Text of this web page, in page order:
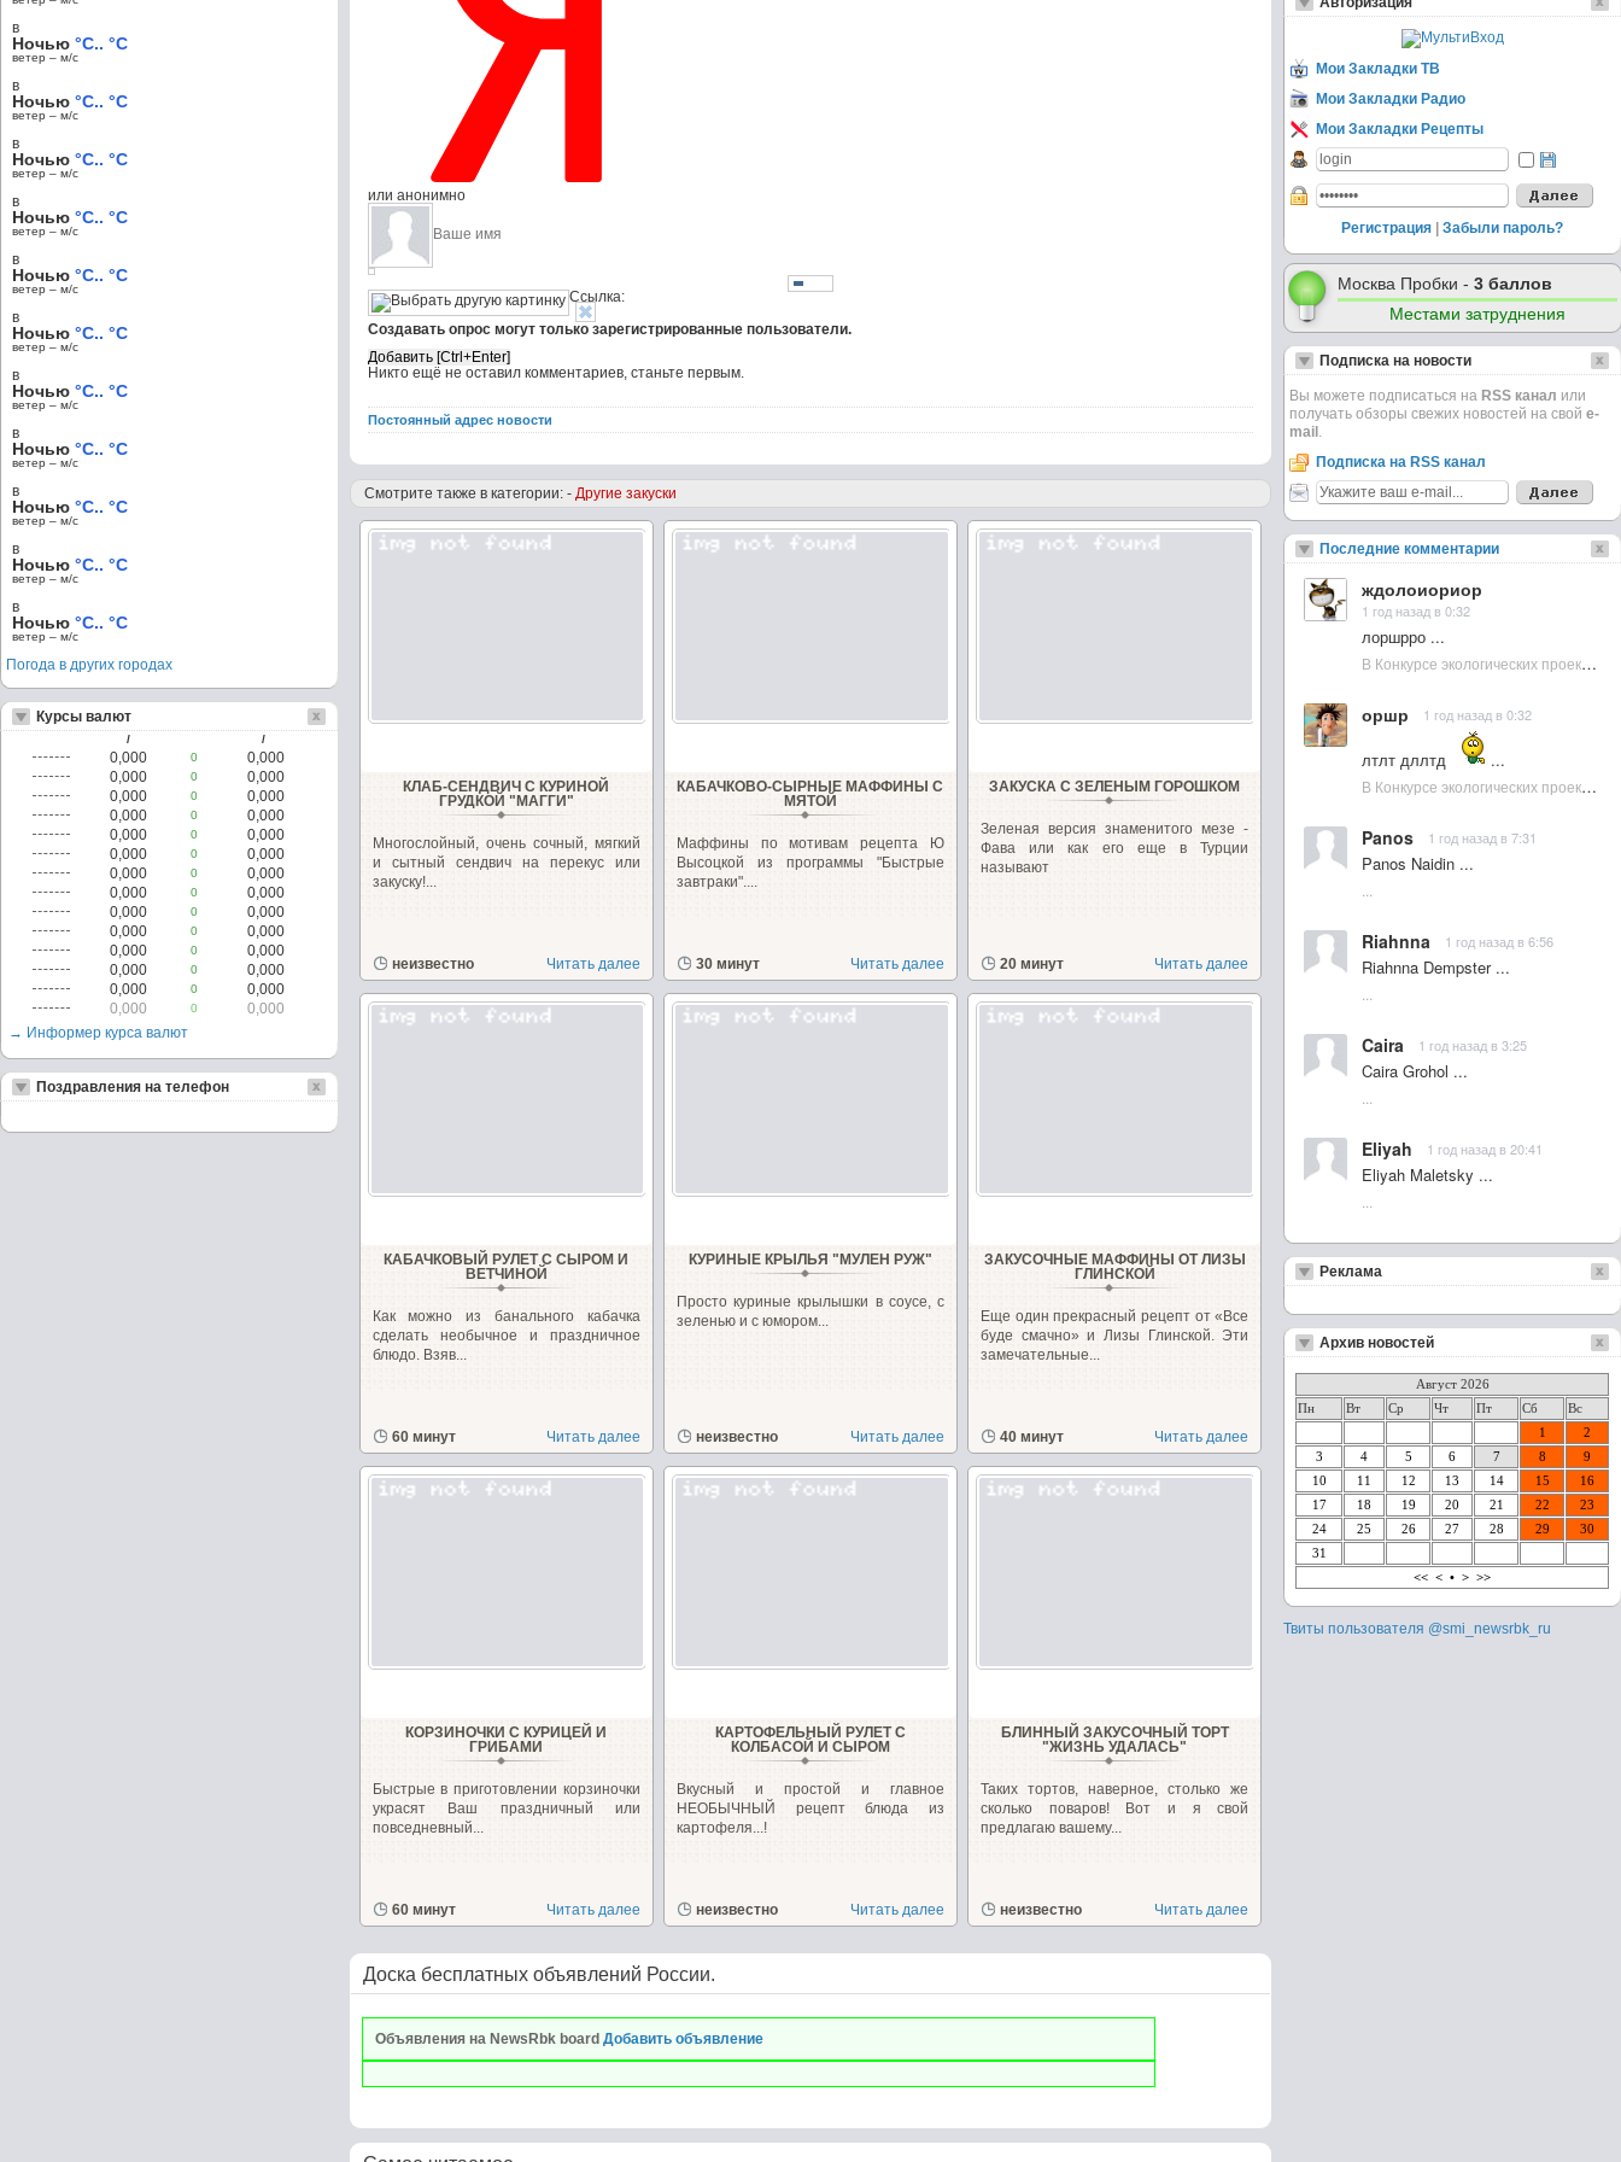
или анонимно
Ссылка:
Создавать опрос могут только зарегистрированные пользователи.
Никто ещё не оставил комментариев, станьте первым.
Постоянный адрес новости
Смотрите также в категории: -Другие закуски
КЛАБ-СЕНДВИЧ С КУРИНОЙ
ГРУДКОЙ "МАГГИ"
Многослойный, очень сочный, мягкий
и сытный сендвич на перекус или
закуску!...
неизвестно Читать далее
КАБАЧКОВО-СЫРНЫЕ МАФФИНЫ С
МЯТОЙ
Маффины по мотивам рецепта Ю
Высоцкой из программы "Быстрые
завтраки"....
30 минут Читать далее
ЗАКУСКА С ЗЕЛЕНЫМ ГОРОШКОМ
Зеленая версия знаменитого мезе -
Фава или как его еще в Турции
называют
20 минут Читать далее
КАБАЧКОВЫЙ РУЛЕТ С СЫРОМ И
ВЕТЧИНОЙ
Как можно из банального кабачка
сделать необычное и праздничное
блюдо. Взяв...
60 минут Читать далее
КУРИНЫЕ КРЫЛЬЯ "МУЛЕН РУЖ"
Просто куриные крылышки в соусе, с
зеленью и с юмором...
неизвестно Читать далее
ЗАКУСОЧНЫЕ МАФФИНЫ ОТ ЛИЗЫ
ГЛИНСКОЙ
Еще один прекрасный рецепт от «Все
буде смачно» и Лизы Глинской. Эти
замечательные...
40 минут Читать далее
КОРЗИНОЧКИ С КУРИЦЕЙ И
ГРИБАМИ
Быстрые в приготовлении корзиночки
украсят Ваш праздничный или
повседневный...
60 минут Читать далее
КАРТОФЕЛЬНЫЙ РУЛЕТ С
КОЛБАСОЙ И СЫРОМ
Вкусный и простой и главное
НЕОБЫЧНЫЙ рецепт блюда из
картофеля...!
неизвестно Читать далее
БЛИННЫЙ ЗАКУСОЧНЫЙ ТОРТ
"ЖИЗНЬ УДАЛАСЬ"
Таких тортов, наверное, столько же
сколько поваров! Вот и я свой
предлагаю вашему...
неизвестно Читать далее
Доска бесплатных объявлений России.
Объявления на NewsRbk board Добавить объявление
в
Ночью °C.. °C
ветер – м/c
в
Ночью °C.. °C
ветер – м/c
в
Ночью °C.. °C
ветер – м/c
в
Ночью °C.. °C
ветер – м/c
в
Ночью °C.. °C
ветер – м/c
в
Ночью °C.. °C
ветер – м/c
в
Ночью °C.. °C
ветер – м/c
в
Ночью °C.. °C
ветер – м/c
в
Ночью °C.. °C
ветер – м/c
в
Ночью °C.. °C
ветер – м/c
в
Ночью °C.. °C
ветер – м/c
Погода в других городах
Курсы валют
/ /
0,000 0
0,000
0,000
0
0,000
0,000
0
0,000
0,000
0
0,000
0,000
0
0,000
0,000
0
0,000
0,000
0
0,000
0,000
0
0,000
0,000
0
0,000
0,000
0
0,000
0,000
0
0,000
0,000
0
0,000
0,000
0
0,000
0,000
0
0,000
→ Информер курса валют
Поздравления на телефон
Мои Закладки ТВ
Мои Закладки Радио
Мои Закладки Рецепты
Регистрация Забыли пароль?
Москва Пробки - 3 баллов
Местами затруднения
Подписка на новости
Вы можете подписаться на RSS канал или
получать обзоры свежих новостей на свой e-
mail .
Подписка на RSS канал
Последние комментарии
ждолоиориор
1 год назад в 0:32
лоршрро ...
В Конкурсе экологических проектов в Подмосковье активно участвовала молодежь :: NewsRbk.ru...
оршр 1 год назад в 0:32
лтлт дллтд
...
В Конкурсе экологических проектов в Подмосковье активно участвовала молодежь :: NewsRbk.ru...
Panos 1 год назад в 7:31
Panos Naidin ...
Riahnna 1 год назад в 6:56
Riahnna Dempster ...
Caira 1 год назад в 3:25
Caira Grohol ...
Eliyah 1 год назад в 20:41
Eliyah Maletsky ...
Реклама
Архив новостей
Август 2026
Пн
Вт Ср Чт Пт Сб
Вс
1
2
3
4 5 6 7 8
9
10
11 12 13 14 15
16
17
18 19 20 21 22
23
24
25 26 27 28 29
30
31
<< < • > >>
Твиты пользователя @smi_newsrbk_ru